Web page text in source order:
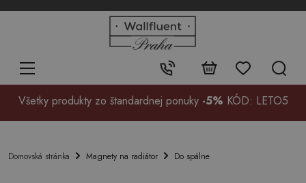
Kontakt:
+48
99
Všetky produkty zo štandardnej ponuky -5% KÓD: LETO5
Domovská stránka Magnety na radiátor Do spálne